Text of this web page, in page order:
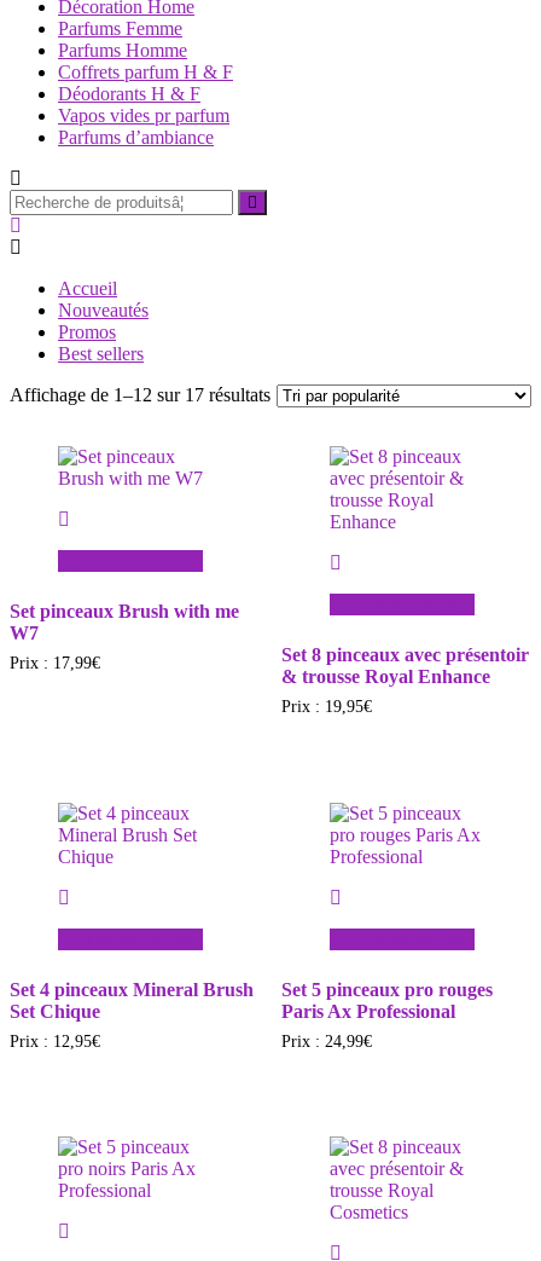
Décoration Home
Parfums Femme
Parfums Homme
Coffrets parfum H & F
Déodorants H & F
Vapos vides pr parfum
Parfums d’ambiance
Recherche
pourÂ :
Accueil
Nouveautés
Promos
Best sellers
Affichage de 1–12 sur 17 résultatsTrié
Set pinceaux Brush with me
W7
Prix : 17,99€
Set 8 pinceaux avec présentoir
& trousse Royal Enhance
Prix : 19,95€
Set 4 pinceaux Mineral Brush
Set Chique
Prix : 12,95€
Set 5 pinceaux pro rouges
Paris Ax Professional
Prix : 24,99€